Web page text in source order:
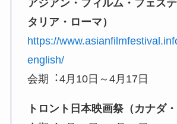
アジアン・フィルム・フェス
タリア・ローマ）
https://
english/
会期︓4⽉10⽇～4月17⽇
トロント⽇本映画祭（カナダ